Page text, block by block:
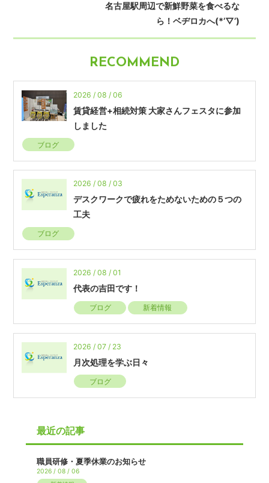
名古屋駅周辺で新鮮野菜を食べるな
ら！ベヂロカへ(*’▽’)
RECOMMEND
2026 / 08 / 06
賃貸経営+相続対策 大家さんフェスタに参加
しました
ブログ
2026 / 08 / 03
デスクワークで疲れをためないための５つの
工夫
ブログ
2026 / 08 / 01
代表の吉田です！
ブログ 新着情報
2026 / 07 / 23
月次処理を学ぶ日々
ブログ
最近の記事
職員研修・夏季休業のお知らせ
2026 / 08 / 06